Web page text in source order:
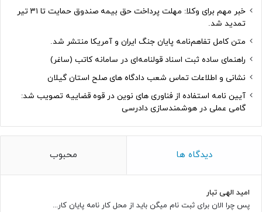
خبر مهم برای وکلا: مهلت پرداخت حق بیمه صندوق حمایت تا ۳۱ تیر
تمدید شد.
متن کامل تفاهم‌نامه پایان جنگ ایران و آمریکا منتشر شد.
راهنمای ساده ثبت اسناد قولنامه‌ای در سامانه کاتب (ساغر)
نشانی و اطلاعات تماس شعب دادگاه های صلح استان گیلان
آیین نامه استفاده از فناوری های نوین در قوه قضاییه تصویب شد:
گامی عملی در هوشمندسازی دادرسی
دیدگاه ها محبوب
امید الهی تبار
پس چرا الان برای ثبت نام میگن باید از محل کار نامه پایان کار...